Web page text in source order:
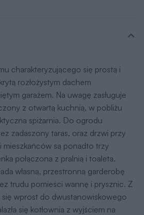
charakteryzującego się prostą i
rozłożystym dachem
garażem. Na uwagę zasługuje
z otwartą kuchnią, w pobliżu
spiżarnia. Do ogrodu
zadaszony taras, oraz drzwi przy
mieszkańców są ponadto trzy
połączona z pralnią i toaleta.
własną, przestronną garderobę
trudu pomieści wannę i prysznic. Z
się wprost do dwustanowiskowego
się kotłownia z wyjściem na